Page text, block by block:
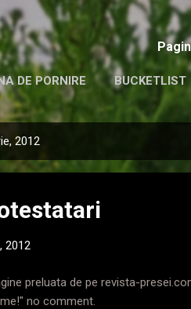
DE PORNIRE BUCKETLIST
2012
2012
preluata de pe revista-
no comment.